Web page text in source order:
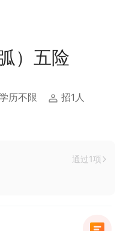
）五险
历不限 招1人
通过1项